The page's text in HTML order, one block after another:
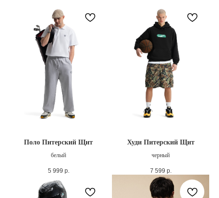
Поло Питерский Щит
белый
5 999 р.
Худи Питерский Щит
черный
7 599 р.